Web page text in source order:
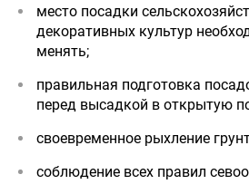
место посадки
декоративных культур
менять;
правильная подготовка
перед высадкой в открытую
своевременное рыхление
соблюдение всех правил